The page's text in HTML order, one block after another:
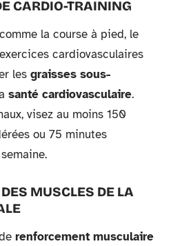
CARDIO-TRAINING
la course à pied, le
cardiovasculaires
les graisses sous-
santé cardiovasculaire.
visez au moins 150
ou 75 minutes
MUSCLES DE LA
renforcement musculaire